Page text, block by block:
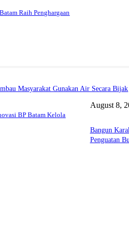
Raih Penghargaan
BP Batam Kelola
Masyarakat Gunakan Air Secara Bijak
August 8,
Bangun
Penguatan